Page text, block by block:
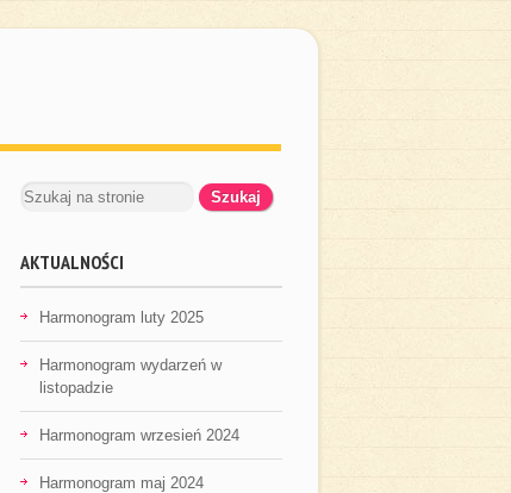
AKTUALNOŚCI
Harmonogram luty 2025
Harmonogram wydarzeń w
listopadzie
Harmonogram wrzesień 2024
Harmonogram maj 2024